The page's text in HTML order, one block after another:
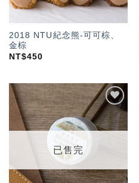
2018 NTU紀念熊-可可棕、
金棕
NT$450
加入
「願
望輕
已售完